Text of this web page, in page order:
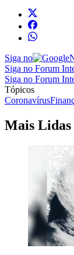
Siga no
Siga no Forum
Siga no Forum
Tópicos
Coronavírus
Mais Lidas